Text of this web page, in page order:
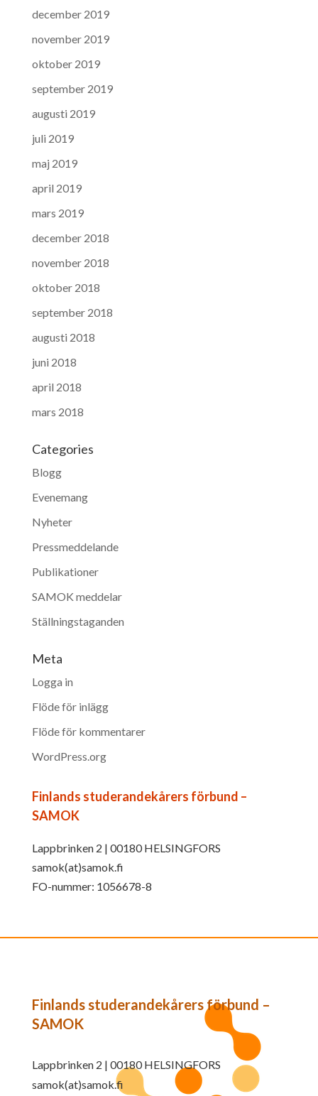
december 2019
november 2019
oktober 2019
september 2019
augusti 2019
juli 2019
maj 2019
april 2019
mars 2019
december 2018
november 2018
oktober 2018
september 2018
augusti 2018
juni 2018
april 2018
mars 2018
Categories
Blogg
Evenemang
Nyheter
Pressmeddelande
Publikationer
SAMOK meddelar
Ställningstaganden
Meta
Logga in
Flöde för inlägg
Flöde för kommentarer
WordPress.org
Finlands studerandekårers förbund –
SAMOK
Lappbrinken 2 | 00180 HELSINGFORS
samok(at)samok.fi
FO-nummer: 1056678-8
Finlands studerandekårers förbund –
SAMOK
Lappbrinken 2 | 00180 HELSINGFORS
samok(at)samok.fi